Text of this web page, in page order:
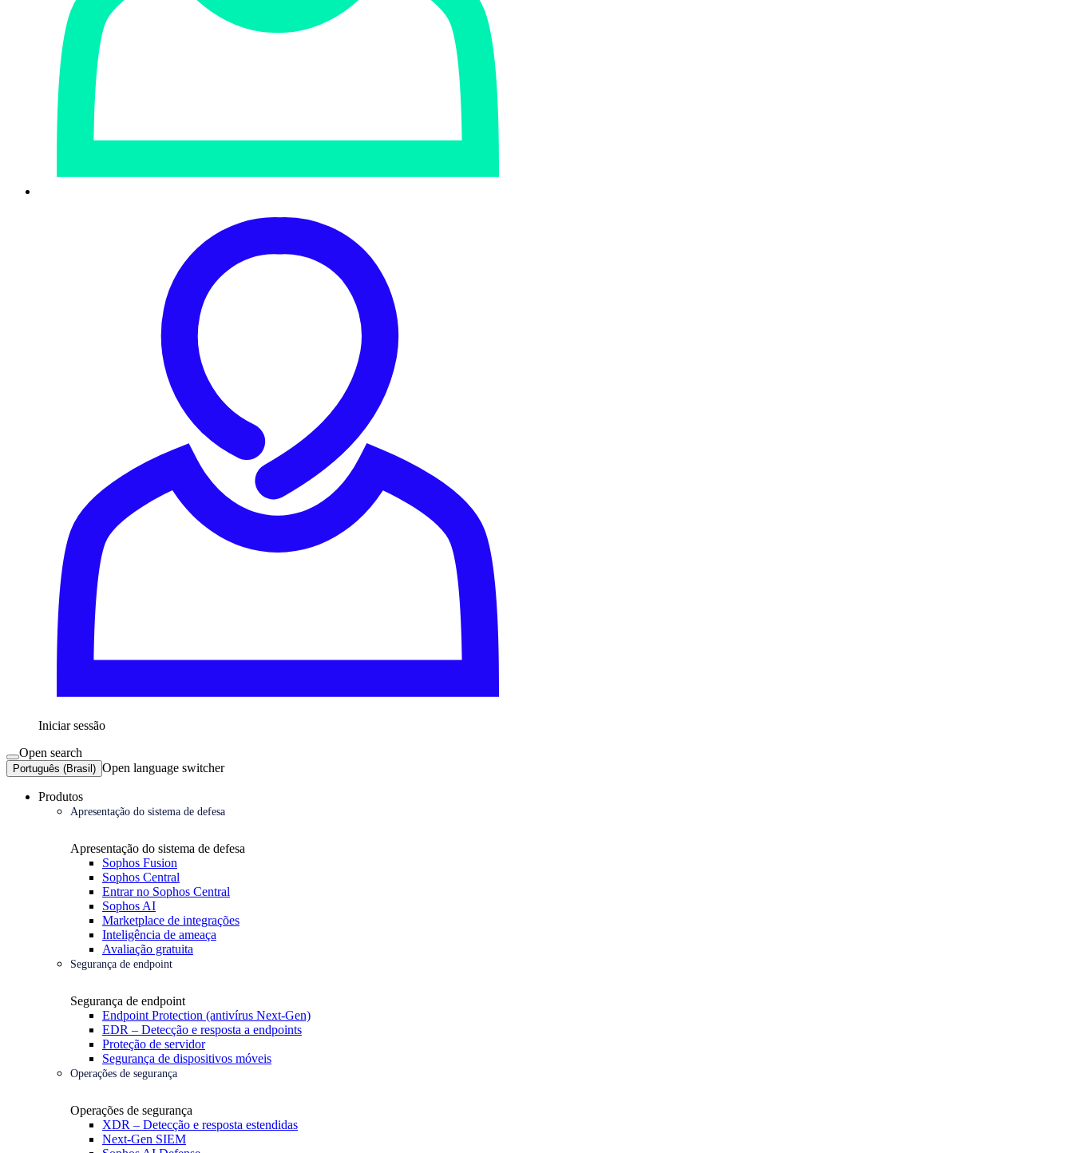
Iniciar sessão
Open search
Português (Brasil) Open language switcher
Produtos
Apresentação do sistema de defesa
Apresentação do sistema de defesa
Sophos Fusion
Sophos Central
Entrar no Sophos Central
Sophos AI
Marketplace de integrações
Inteligência de ameaça
Avaliação gratuita
Segurança de endpoint
Segurança de endpoint
Endpoint Protection (antivírus Next-Gen)
EDR – Detecção e resposta a endpoints
Proteção de servidor
Segurança de dispositivos móveis
Operações de segurança
Operações de segurança
XDR – Detecção e resposta estendidas
Next-Gen SIEM